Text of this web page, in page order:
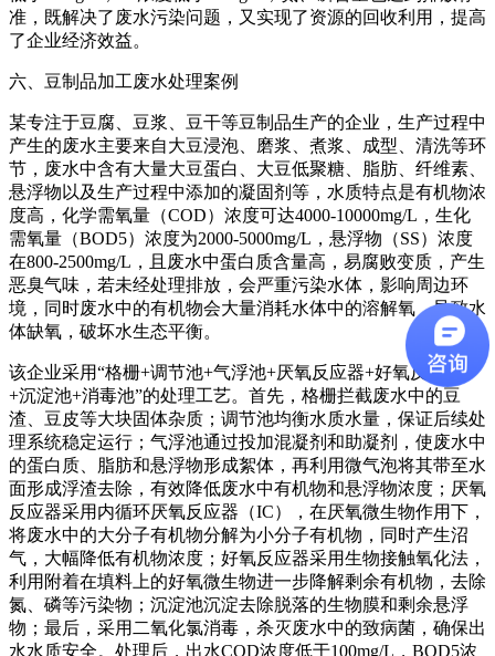
准，既解决了废水污染问题，又实现了资源的回收利用，提高
了企业经济效益。
六、豆制品加工废水处理案例
某专注于豆腐、豆浆、豆干等豆制品生产的企业，生产过程中
产生的废水主要来自大豆浸泡、磨浆、煮浆、成型、清洗等环
节，废水中含有大量大豆蛋白、大豆低聚糖、脂肪、纤维素、
悬浮物以及生产过程中添加的凝固剂等，水质特点是有机物浓
度高，化学需氧量（COD）浓度可达4000-10000mg/L，生化
需氧量（BOD5）浓度为2000-5000mg/L，悬浮物（SS）浓度
在800-2500mg/L，且废水中蛋白质含量高，易腐败变质，产生
恶臭气味，若未经处理排放，会严重污染水体，影响周边环
境，同时废水中的有机物会大量消耗水体中的溶解氧，导致水
体缺氧，破坏水生态平衡。
该企业采用“格栅+调节池+气浮池+厌氧反应器+好氧反应器
+沉淀池+消毒池”的处理工艺。首先，格栅拦截废水中的豆
渣、豆皮等大块固体杂质；调节池均衡水质水量，保证后续处
理系统稳定运行；气浮池通过投加混凝剂和助凝剂，使废水中
的蛋白质、脂肪和悬浮物形成絮体，再利用微气泡将其带至水
面形成浮渣去除，有效降低废水中有机物和悬浮物浓度；厌氧
反应器采用内循环厌氧反应器（IC），在厌氧微生物作用下，
将废水中的大分子有机物分解为小分子有机物，同时产生沼
气，大幅降低有机物浓度；好氧反应器采用生物接触氧化法，
利用附着在填料上的好氧微生物进一步降解剩余有机物，去除
氮、磷等污染物；沉淀池沉淀去除脱落的生物膜和剩余悬浮
物；最后，采用二氧化氯消毒，杀灭废水中的致病菌，确保出
水水质安全。处理后，出水COD浓度低于100mg/L，BOD5浓